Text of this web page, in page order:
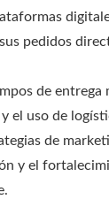
pedidos
de entrega
el uso de
de
y el